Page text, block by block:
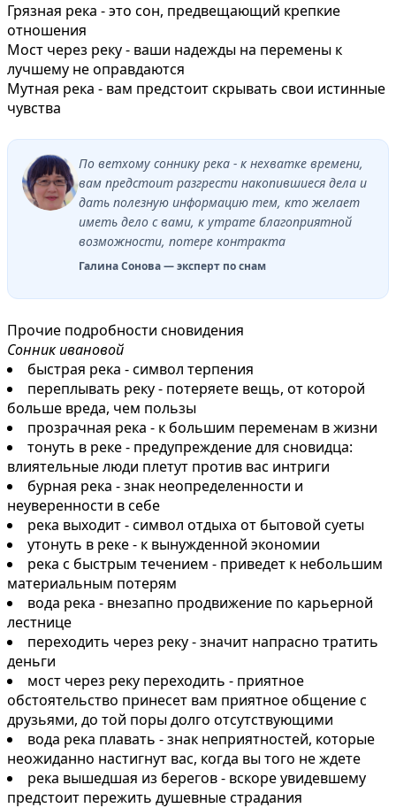
Грязная река - это сон, предвещающий крепкие
отношения
Мост через реку - ваши надежды на перемены к
лучшему не оправдаются
Мутная река - вам предстоит скрывать свои истинные
чувства
По ветхому соннику река - к нехватке времени,
вам предстоит разгрести накопившиеся дела и
дать полезную информацию тем, кто желает
иметь дело с вами, к утрате благоприятной
возможности, потере контракта
Галина Сонова — эксперт по снам
Прочие подробности сновидения
Сонник ивановой
быстрая река - символ терпения
переплывать реку - потеряете вещь, от которой
больше вреда, чем пользы
прозрачная река - к большим переменам в жизни
тонуть в реке - предупреждение для сновидца:
влиятельные люди плетут против вас интриги
бурная река - знак неопределенности и
неуверенности в себе
река выходит - символ отдыха от бытовой суеты
утонуть в реке - к вынужденной экономии
река с быстрым течением - приведет к небольшим
материальным потерям
вода река - внезапно продвижение по карьерной
лестнице
переходить через реку - значит напрасно тратить
деньги
мост через реку переходить - приятное
обстоятельство принесет вам приятное общение с
друзьями, до той поры долго отсутствующими
вода река плавать - знак неприятностей, которые
неожиданно настигнут вас, когда вы того не ждете
река вышедшая из берегов - вскоре увидевшему
предстоит пережить дyшeвныe cтpaдaния